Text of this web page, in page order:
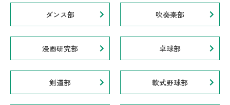
ダンス部 吹奏楽部
漫画研究部 卓球部
剣道部 軟式野球部